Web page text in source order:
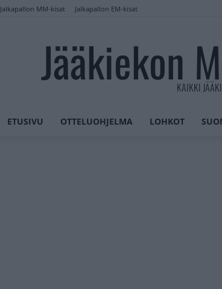
Jalkapallon MM-kisat Jalkapallon EM-kisat
Jääkiekon
KAIKKI
ETUSIVU OTTELUOHJELMA LOHKOT